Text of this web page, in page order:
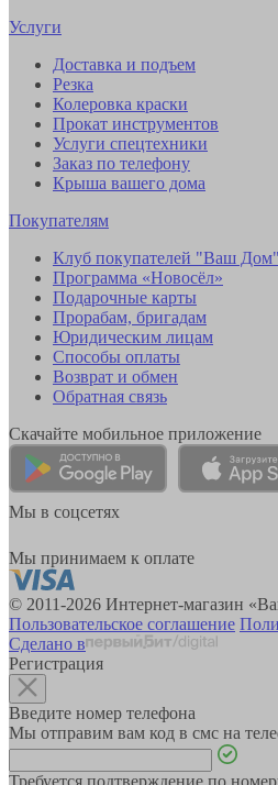
Услуги
Доставка и подъем
Резка
Колеровка краски
Прокат инструментов
Услуги спецтехники
Заказ по телефону
Крыша вашего дома
Покупателям
Клуб покупателей "Ваш Дом"
Программа «Новосёл»
Подарочные карты
Прорабам, бригадам
Юридическим лицам
Способы оплаты
Возврат и обмен
Обратная связь
Скачайте мобильное приложение
Мы в соцсетях
Мы принимаем к оплате
© 2011-2026 Интернет-магазин
Пользовательское соглашение
Сделано в
Регистрация
Введите номер телефона
Мы отправим вам код в смс на